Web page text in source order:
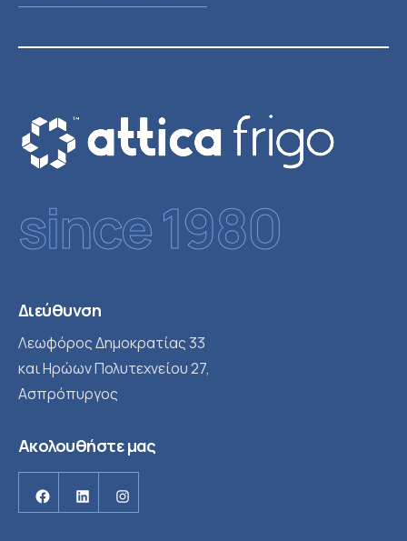
since 1980
Διεύθυνση
Λεωφόρος Δημοκρατίας 33
και Ηρώων Πολυτεχνείου 27,
Ασπρόπυργος
Ακολουθήστε μας
FacebookLinkedinInstagram